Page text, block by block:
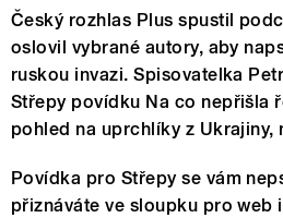
Český rozhlas Plus spustil
oslovil vybrané autory, aby
ruskou invazi. Spisovatelka
Střepy povídku Na co nepřišla
pohled na uprchlíky z Ukrajiny,
Povídka pro Střepy se vám
přiznáváte ve sloupku pro web